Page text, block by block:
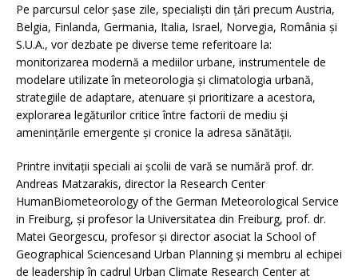
Pe parcursul celor șase zile, specialiști din țări precum Austria,
Belgia, Finlanda, Germania, Italia, Israel, Norvegia, România și
S.U.A., vor dezbate pe diverse teme referitoare la:
monitorizarea modernă a mediilor urbane, instrumentele de
modelare utilizate în meteorologia și climatologia urbană,
strategiile de adaptare, atenuare și prioritizare a acestora,
explorarea legăturilor critice între factorii de mediu și
amenințările emergente și cronice la adresa sănătății.
Printre invitații speciali ai școlii de vară se numără prof. dr.
Andreas Matzarakis, director la Research Center
HumanBiometeorology of the German Meteorological Service
in Freiburg, și profesor la Universitatea din Freiburg, prof. dr.
Matei Georgescu, profesor și director asociat la School of
Geographical Sciencesand Urban Planning și membru al echipei
de leadership în cadrul Urban Climate Research Center at